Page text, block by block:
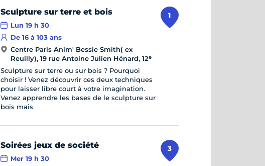
1
Sculpture sur terre et bois
Lun 19 h 30
De 16 à 103 ans
Centre Paris Anim' Bessie Smith( ex
Reuilly), 19 rue Antoine Julien Hénard, 12e
Sculpture sur terre ou sur bois ? Pourquoi
choisir ! Venez découvrir ces deux techniques
pour laisser libre court à votre imagination.
Venez apprendre les bases de le sculpture sur
bois mais
3
Soirées jeux de société
Mer 19 h 30